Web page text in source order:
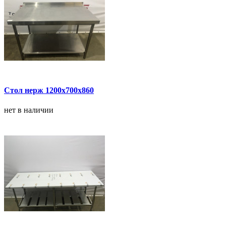
Стол нерж 1200х700х860
нет в наличии